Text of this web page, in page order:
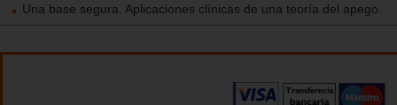
Una base segura. Aplicaciones clínicas de una teoría del apego.